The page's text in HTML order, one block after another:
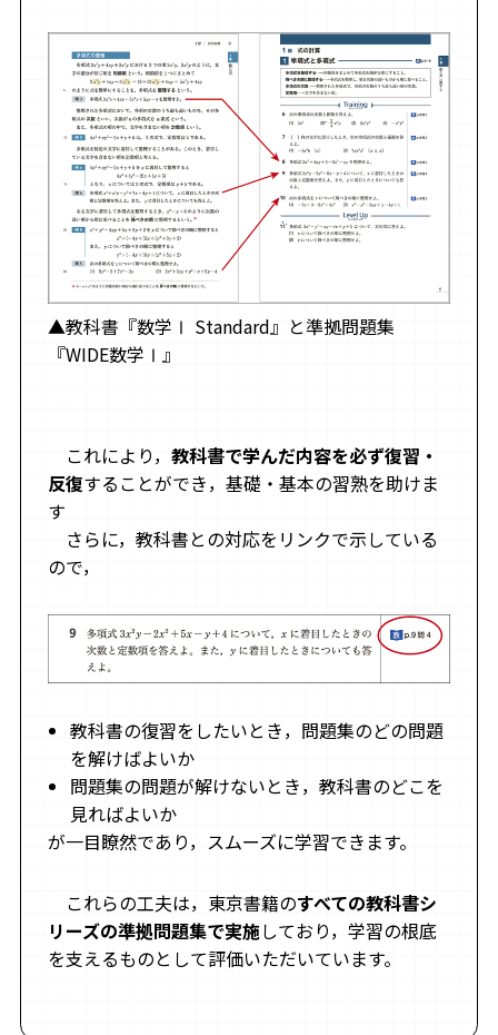
▲教科書『数学Ⅰ Standard』と準拠問題集
『WIDE数学Ⅰ』
これにより， 教科書で学んだ内容を必ず復習・
反復することができ，基礎・基本の習熟を助けま
す
さらに，教科書との対応をリンクで示している
ので，
教科書の復習をしたいとき，問題集のどの問題
を解けばよいか
問題集の問題が解けないとき，教科書のどこを
見ればよいか
が一目瞭然であり，スムーズに学習できます。
これらの工夫は，東京書籍のすべての教科書シ
リーズの準拠問題集で実施しており，学習の根底
を支えるものとして評価いただいています。